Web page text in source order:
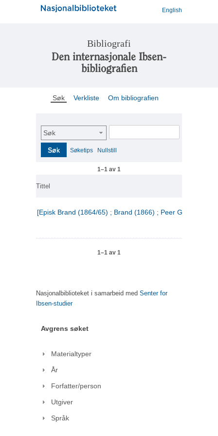
English
Bibliografi
Den internasjonale Ibsen-
bibliografien
Søk Verkliste Om bibliografien
Søk
Søk Søketips Nullstill
1–1 av 1
Tittel
[Episk Brand (1864/65) ; Brand (1866) ; Peer Gynt (1867)]
1–1 av 1
Nasjonalbiblioteket i samarbeid med Senter for
Ibsen-studier
Avgrens søket
Materialtyper
År
Forfatter/person
Utgiver
Språk